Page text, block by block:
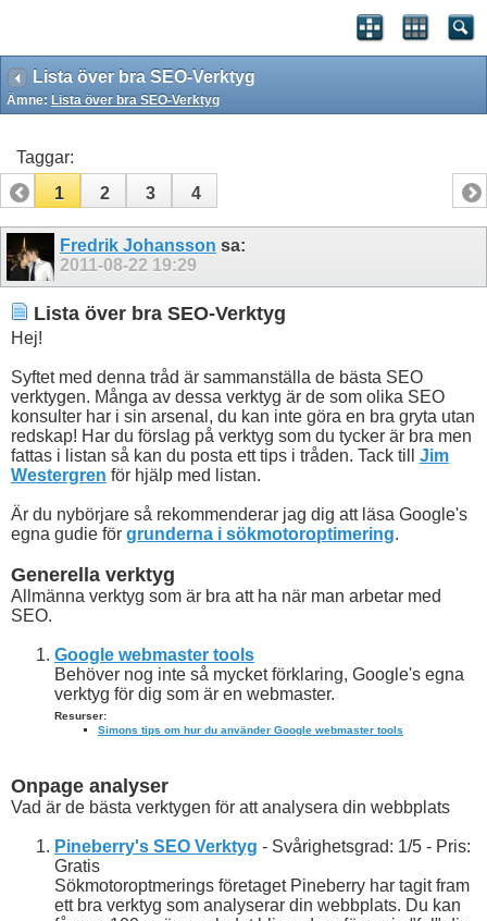
Lista över bra SEO-Verktyg
Ämne: Lista över bra SEO-Verktyg
Taggar:
1
2 3 4
Fredrik Johansson sa:
2011-08-22 19:29
Lista över bra SEO-Verktyg
Hej!
Syftet med denna tråd är sammanställa de bästa SEO
verktygen. Många av dessa verktyg är de som olika SEO
konsulter har i sin arsenal, du kan inte göra en bra gryta utan
redskap! Har du förslag på verktyg som du tycker är bra men
fattas i listan så kan du posta ett tips i tråden. Tack till Jim
Westergren för hjälp med listan.
Är du nybörjare så rekommenderar jag dig att läsa Google's
egna gudie för grunderna i sökmotoroptimering.
Generella verktyg
Allmänna verktyg som är bra att ha när man arbetar med
SEO.
Google webmaster tools
Behöver nog inte så mycket förklaring, Google's egna
verktyg för dig som är en webmaster.
Resurser:
Simons tips om hur du använder Google webmaster tools
Onpage analyser
Vad är de bästa verktygen för att analysera din webbplats
Pineberry's SEO Verktyg - Svårighetsgrad: 1/5 - Pris:
Gratis
Sökmotoroptmerings företaget Pineberry har tagit fram
ett bra verktyg som analyserar din webbplats. Du kan